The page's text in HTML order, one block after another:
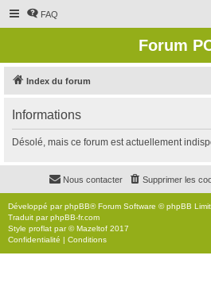
FAQ
Forum
Index du forum
Informations
Désolé, mais ce forum est actuellement
Supprimer les
Nous contacter
Développé parphpBB® Forum Software © phpBB
Traduit parphpBB-fr.com
Style proflat par ©Mazeltof 2017
Confidentialité | Conditions